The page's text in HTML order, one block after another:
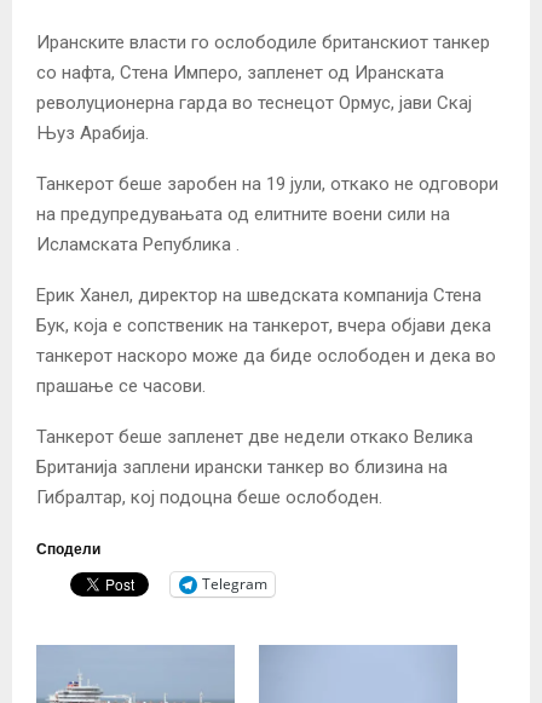
Иранските власти го ослободиле британскиот танкер
со нафта, Стена Имперо, запленет од Иранската
револуционерна гарда во теснецот Ормус, јави Скај
Њуз Арабија.
Танкерот беше заробен на 19 јули, откако не одговори
на предупредувањата од елитните воени сили на
Исламската Република .
Ерик Ханел, директор на шведската компанија Стена
Бук, која е сопственик на танкерот, вчера објави дека
танкерот наскоро може да биде ослободен и дека во
прашање се часови.
Танкерот беше запленет две недели откако Велика
Британија заплени ирански танкер во близина на
Гибралтар, кој подоцна беше ослободен.
Сподели
Telegram